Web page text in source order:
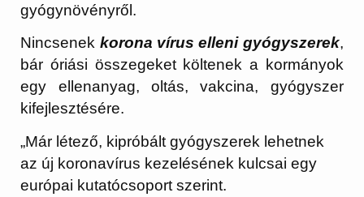
gyógynövényről.
Nincsenek korona vírus elleni gyógyszerek,
bár óriási összegeket költenek a kormányok
egy ellenanyag, oltás, vakcina, gyógyszer
kifejlesztésére.
„Már létező, kipróbált gyógyszerek lehetnek
az új koronavírus kezelésének kulcsai egy
európai kutatócsoport szerint.